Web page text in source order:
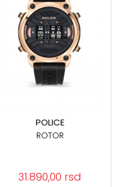
POLICE
ROTOR
31.890,00 rsd